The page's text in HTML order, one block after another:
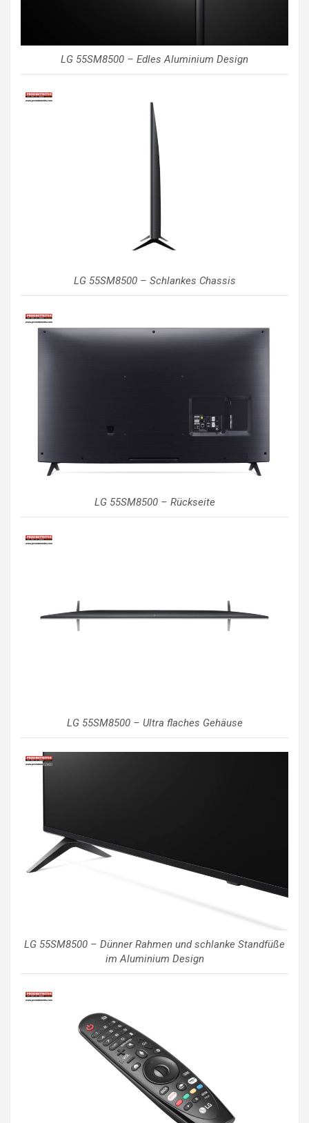
LG 55SM8500 – Edles Aluminium Design
LG 55SM8500 – Schlankes Chassis
LG 55SM8500 – Rückseite
LG 55SM8500 – Ultra flaches Gehäuse
LG 55SM8500 – Dünner Rahmen und schlanke Standfüße
im Aluminium Design